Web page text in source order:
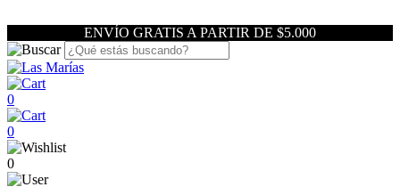
ENVÍO GRATIS A PARTIR DE $5.000
0
0
0